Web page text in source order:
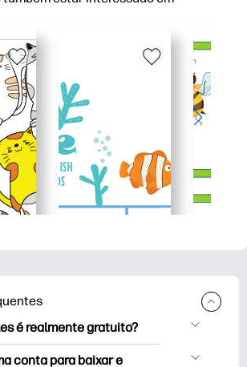
é realmente gratuito?
oferece mais de 2,500
conta para baixar e